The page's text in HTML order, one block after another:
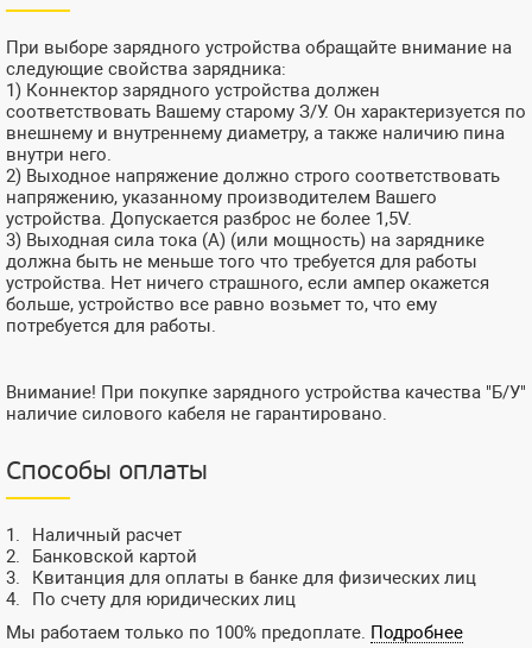
При выборе зарядного устройства обращайте внимание на
следующие свойства зарядника:
1) Коннектор зарядного устройства должен
соответствовать Вашему старому З/У. Он характеризуется по
внешнему и внутреннему диаметру, а также наличию пина
внутри него.
2) Выходное напряжение должно строго соответствовать
напряжению, указанному производителем Вашего
устройства. Допускается разброс не более 1,5V.
3) Выходная сила тока (А) (или мощность) на заряднике
должна быть не меньше того что требуется для работы
устройства. Нет ничего страшного, если ампер окажется
больше, устройство все равно возьмет то, что ему
потребуется для работы.
Внимание! При покупке зарядного устройства качества "Б/У"
наличие силового кабеля не гарантировано.
Способы оплаты
Наличный расчет
Банковской картой
Квитанция для оплаты в банке для физических лиц
По счету для юридических лиц
Мы работаем только по 100% предоплате. Подробнее